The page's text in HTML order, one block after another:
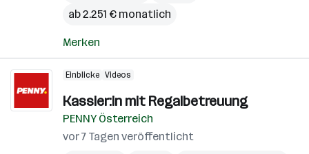
ab 2.251 € monatlich
Merken
Einblicke Videos
Kassier:in mit Regalbetreuung
PENNY Österreich
vor 7 Tagen veröffentlicht